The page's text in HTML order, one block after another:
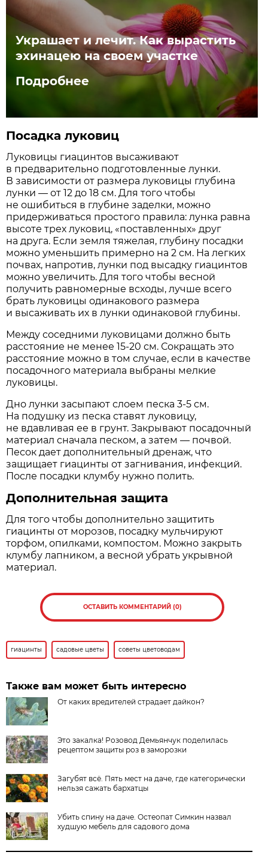
Украшает и лечит. Как вырастить
эхинацею на своем участке
Подробнее
Посадка луковиц
Луковицы гиацинтов высаживают
в предварительно подготовленные лунки.
В зависимости от размера луковицы глубина
лунки — от 12 до 18 см. Для того чтобы
не ошибиться в глубине заделки, можно
придерживаться простого правила: лунка равна
высоте трех луковиц, «поставленных» друг
на друга. Если земля тяжелая, глубину посадки
можно уменьшить примерно на 2 см. На легких
почвах, напротив, лунки под высадку гиацинтов
можно увеличить. Для того чтобы весной
получить равномерные всходы, лучше всего
брать луковицы одинакового размера
и высаживать их в лунки одинаковой глубины.
Между соседними луковицами должно быть
расстояние не менее 15-20 см. Сокращать это
расстояние можно в том случае, если в качестве
посадочного материала выбраны мелкие
луковицы.
Дно лунки засыпают слоем песка 3-5 см.
На подушку из песка ставят луковицу,
не вдавливая ее в грунт. Закрывают посадочный
материал сначала песком, а затем — почвой.
Песок дает дополнительный дренаж, что
защищает гиацинты от загнивания, инфекций.
После посадки клумбу нужно полить.
Дополнительная защита
Для того чтобы дополнительно защитить
гиацинты от морозов, посадку мульчируют
торфом, опилками, компостом. Можно закрыть
клумбу лапником, а весной убрать укрывной
материал.
ОСТАВИТЬ КОММЕНТАРИЙ (0)
гиацинты садовые цветы советы цветоводам
Также вам может быть интересно
От каких вредителей страдает дайкон?
Это закалка! Розовод Демьянчук поделилась
рецептом защиты роз в заморозки
Загубят всё. Пять мест на даче, где категорически
нельзя сажать бархатцы
Убить спину на даче. Остеопат Симкин назвал
худшую мебель для садового дома